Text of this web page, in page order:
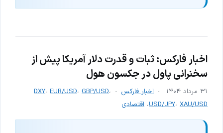
اخبار فارکس: ثبات و قدرت دلار آمریکا پیش از
سخنرانی پاول در جکسون هول
۳۱ مرداد ۱۴۰۴ اخبار فارکس DXY، EUR/USD، GBP/USD،
USD/JPY، XAU/USD ، اقتصادی